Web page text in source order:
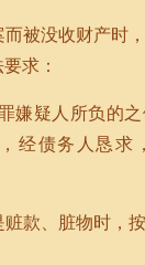
被没收财产时
求：
嫌疑人所负的
经债务人恳求
款、脏物时，